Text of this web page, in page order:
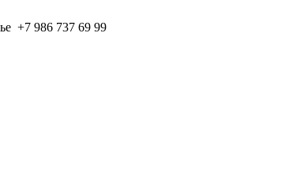
+7 986 737 69 99